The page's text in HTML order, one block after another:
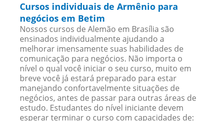
Cursos individuais de Armênio para
negócios em Betim
Nossos cursos de Alemão em Brasília são
ensinados individualmente ajudando a
melhorar imensamente suas habilidades de
comunicação para negócios. Não importa o
nível o qual você iniciar o seu curso, muito em
breve você já estará preparado para estar
manejando confortavelmente situações de
negócios, antes de passar para outras áreas de
estudo. Estudantes do nível iniciante devem
esperar terminar o curso com capacidades de: